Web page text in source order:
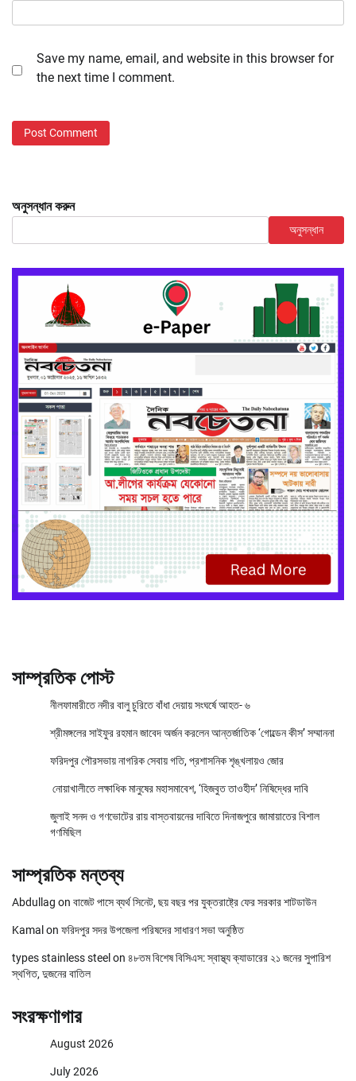
Save my name, email, and website in this browser for
the next time I comment.
অনুসন্ধান করুন
অনুসন্ধান
সাম্প্রতিক পোস্ট
নীলফামারীতে নদীর বালু চুরিতে বাঁধা দেয়ায় সংঘর্ষে আহত- ৬
শ্রীমঙ্গলের সাইফুর রহমান জাবেদ অর্জন করলেন আন্তর্জাতিক ‘গোল্ডেন কীস’ সম্মাননা
ফরিদপুর পৌরসভায় নাগরিক সেবায় গতি, প্রশাসনিক শৃঙ্খলায়ও জোর
নোয়াখালীতে লক্ষাধিক মানুষের মহাসমাবেশ, ‘হিজবুত তাওহীদ’ নিষিদ্ধের দাবি
জুলাই সনদ ও গণভোটের রায় বাস্তবায়নের দাবিতে দিনাজপুরে জামায়াতের বিশাল
গণমিছিল
সাম্প্রতিক মন্তব্য
Abdullag on বাজেট পাসে ব্যর্থ সিনেট, ছয় বছর পর যুক্তরাষ্ট্রে ফের সরকার শাটডাউন
Kamal on ফরিদপুর সদর উপজেলা পরিষদের সাধারণ সভা অনুষ্ঠিত
types stainless steel on ৪৮তম বিশেষ বিসিএস: স্বাস্থ্য ক্যাডারের ২১ জনের সুপারিশ
স্থগিত, দুজনের বাতিল
সংরক্ষণাগার
August 2026
July 2026